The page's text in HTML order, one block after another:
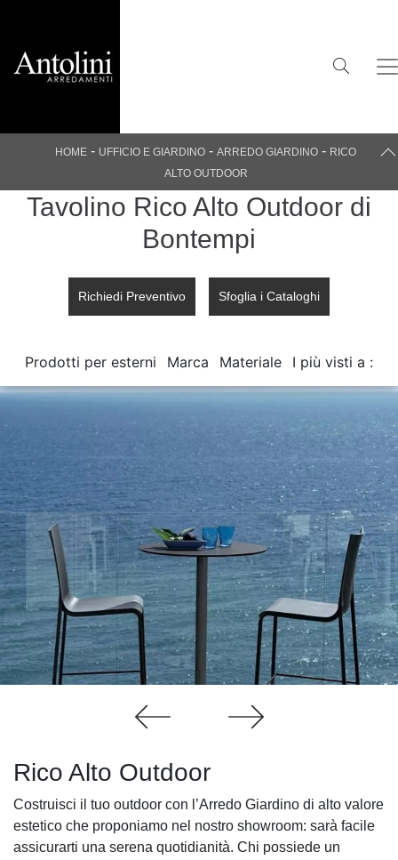
HOME - UFFICIO E GIARDINO - ARREDO GIARDINO - RICO
ALTO OUTDOOR
Tavolino Rico Alto Outdoor di
Bontempi
Richiedi Preventivo Sfoglia i Cataloghi
Prodotti per esterni Marca Materiale I più visti a :
Rico Alto Outdoor
Costruisci il tuo outdoor con l’Arredo Giardino di alto valore
estetico che proponiamo nel nostro showroom: sarà facile
assicurarti una serena quotidianità. Chi possiede un